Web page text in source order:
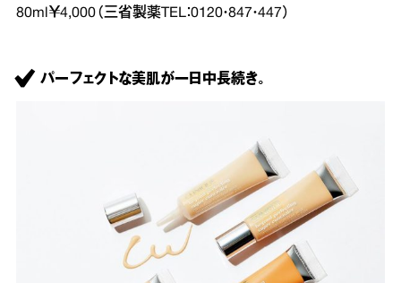
80ml￥4,000（三省製薬TEL：0120・847・447）
パーフェクトな美肌が一日中長続き。